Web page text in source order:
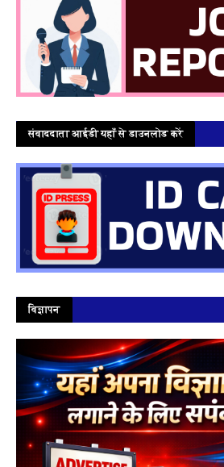
संवाददाता आईडी यहाँ से डाउनलोड करें
विज्ञापन